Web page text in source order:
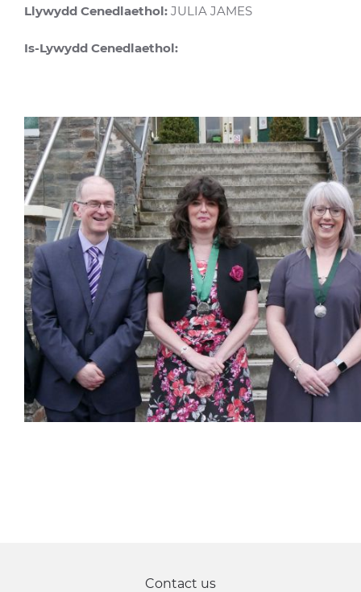
Llywydd Cenedlaethol: JULIA JAMES
Is-Lywydd Cenedlaethol:
Contact us